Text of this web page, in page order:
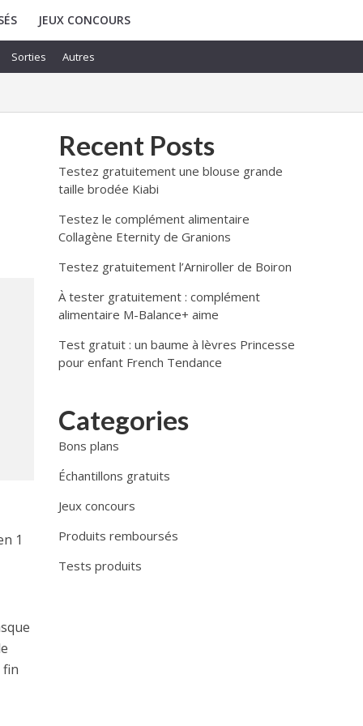
JEUX CONCOURS
Sorties Autres
1
fin
Recent Posts
Testez gratuitement une blouse grande
taille brodée Kiabi
Testez le complément alimentaire
Collagène Eternity de Granions
Testez gratuitement l’Arniroller de Boiron
À tester gratuitement : complément
alimentaire M-Balance+ aime
Test gratuit : un baume à lèvres Princesse
pour enfant French Tendance
Categories
Bons plans
Échantillons gratuits
Jeux concours
Produits remboursés
Tests produits